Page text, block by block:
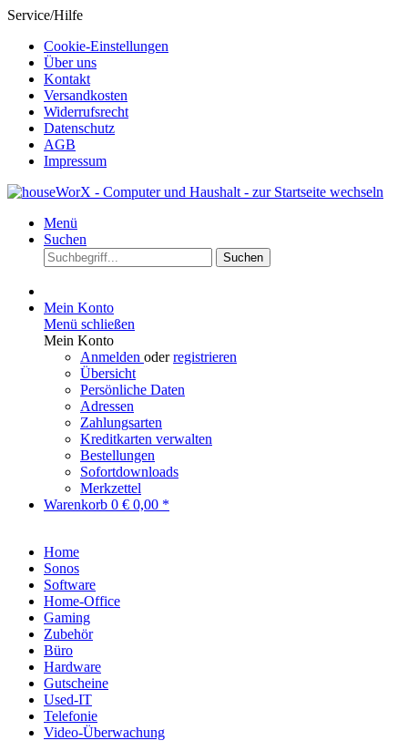
Service/Hilfe
Cookie-Einstellungen
Über uns
Kontakt
Versandkosten
Widerrufsrecht
Datenschutz
AGB
Impressum
Menü
Suchen
Suchen
Mein Konto
Menü schließen
Mein Konto
Anmelden oderregistrieren
Übersicht
Persönliche Daten
Adressen
Zahlungsarten
Kreditkarten verwalten
Bestellungen
Sofortdownloads
Merkzettel
Warenkorb 0 € 0,00 *
Home
Sonos
Software
Home-Office
Gaming
Zubehör
Büro
Hardware
Gutscheine
Used-IT
Telefonie
Video-Überwachung